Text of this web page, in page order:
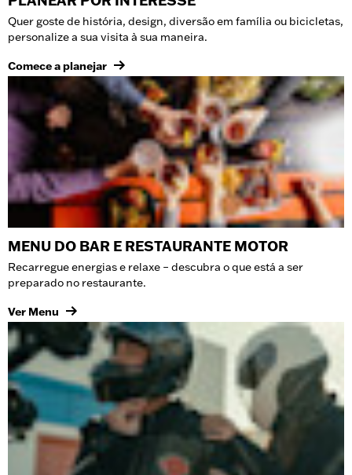
Quer goste de história, design, diversão em família ou bicicletas,
personalize a sua visita à sua maneira.
Comece a planejar
MENU DO BAR E RESTAURANTE MOTOR
Recarregue energias e relaxe – descubra o que está a ser
preparado no restaurante.
Ver Menu